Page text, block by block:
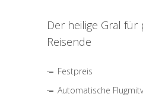
Der heilige Gral für
Reisende
Festpreis
Automatische